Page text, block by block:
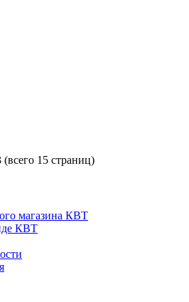
15 страниц)
магазина КВТ
КВТ